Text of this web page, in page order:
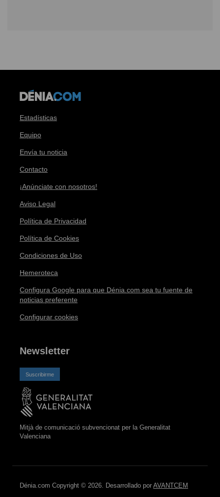
Estadísticas
Equipo
Envía tu noticia
Contacto
¡Anúnciate con nosotros!
Aviso Legal
Política de Privacidad
Política de Cookies
Condiciones de Uso
Hemeroteca
Configura Google para que Dénia.com sea tu fuente de
noticias preferente
Configurar cookies
Newsletter
Suscribirme
Mitjà de comunicació subvencionat per la Generalitat
Valenciana
Dénia.com Copyright © 2026. Desarrollado por AVANTCEM